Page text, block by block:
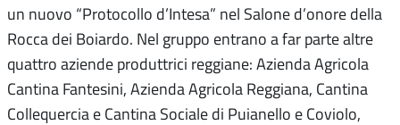
un nuovo “Protocollo d’Intesa” nel Salone d’onore della
Rocca dei Boiardo. Nel gruppo entrano a far parte altre
quattro aziende produttrici reggiane: Azienda Agricola
Cantina Fantesini, Azienda Agricola Reggiana, Cantina
Collequercia e Cantina Sociale di Puianello e Coviolo,